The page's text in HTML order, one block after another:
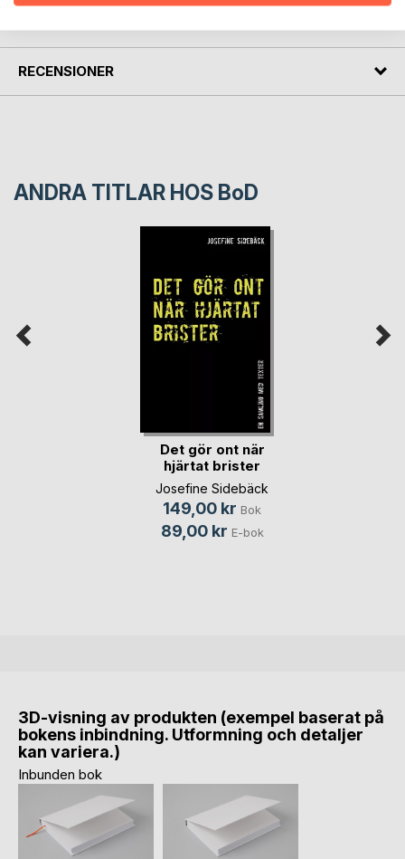
RECENSIONER
ANDRA TITLAR HOS BoD
Det gör ont när
hjärtat brister
Josefine Sidebäck
149,00 kr Bok
89,00 kr E-bok
3D-visning av produkten (exempel baserat på
bokens inbindning. Utformning och detaljer
kan variera.)
Inbunden bok